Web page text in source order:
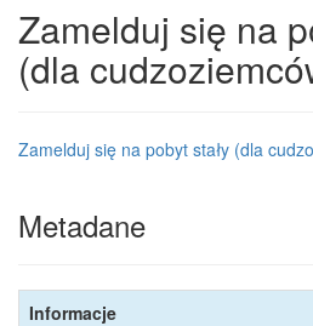
Zamelduj się na
(dla
Zamelduj się na pobyt stały (dla
Metadane
Informacje